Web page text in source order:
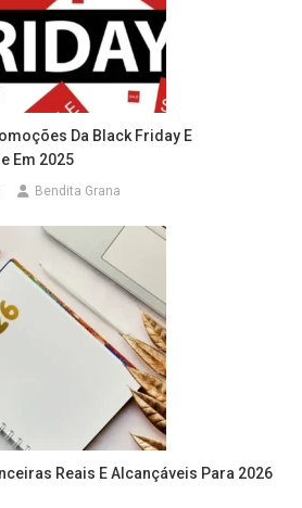
Da B Lack FRiday E
Em 2025
Bendita Grana
Reais E Alcançáveis Para 2026